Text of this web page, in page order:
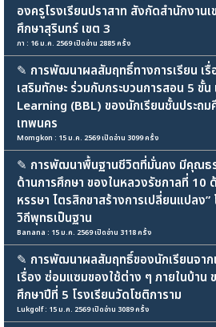
องครูโรงเรียนปราสาท สังกัดสำนักงาน
ศึกษาสุรินทร์ เขต 3
ภา : 16 ม.ค. 2569 เปิดอ่าน 2885 ครั้ง
✎ การพัฒนาผลสัมฤทธิ์ทางการเรียน เ
เสริมทักษะ ร่วมกับกระบวนการสอน 5 ขั้
Learning (BBL) ของนักเรียนชั้นประถม
เทพนคร
Momgkon : 15 ม.ค. 2569 เปิดอ่าน 3099 ครั้ง
✎ การพัฒนาพื้นฐานชีวิตที่มั่นคง มีคุณธร
ด้านการศึกษา ของในหลวงรัชกาลที่ 10
หรรษา ไตรสิกขาสร้างการเปลี่ยนแปลง”
วิถีพุทธเป็นฐาน
Banana : 15 ม.ค. 2569 เปิดอ่าน 3118 ครั้ง
✎ การพัฒนาผลสัมฤทธิ์ของนักเรียนจาก
เรื่อง ซ่อมแซมของใช้ต่าง ๆ ภายในบ้าน
ศึกษาปีที่ 5 โรงเรียนวัดโชติการาม
Lukgolf : 15 ม.ค. 2569 เปิดอ่าน 3089 ครั้ง